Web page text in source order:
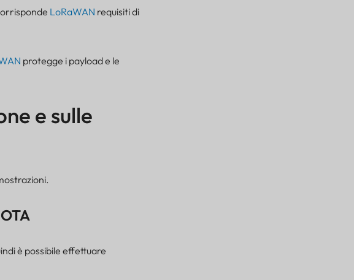
LoRaWAN requisiti di
protegge i payload e le
e sulle
è possibile effettuare